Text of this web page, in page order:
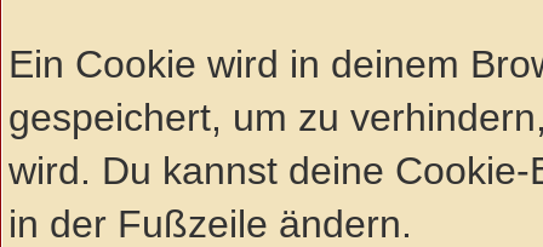
Ein Cookie wird in deinem
gespeichert, um zu
wird. Du kannst deine
in der Fußzeile ändern.